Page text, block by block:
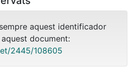
aquest identificador
document:
2445/108605